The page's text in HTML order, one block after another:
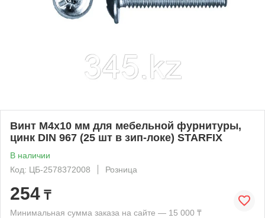
Винт М4х10 мм для мебельной фурнитуры,
цинк DIN 967 (25 шт в зип-локе) STARFIX
В наличии
Код: ЦБ-2578372008
Розница
254 ₸
Минимальная сумма заказа на сайте — 15 000 ₸